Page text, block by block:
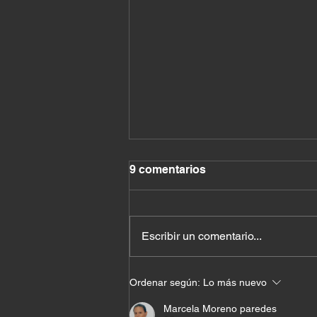
Cuando Dios cambia tu
nombre antes de cambiar tu
vida
9 comentarios
Escribir un comentario...
Ordenar según: Lo más nuevo
Marcela Moreno paredes